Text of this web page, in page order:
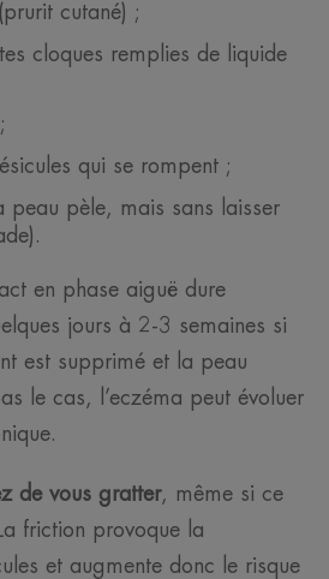
(prurit cutané) ;
cloques remplies de liquide
qui se rompent ;
peau pèle, mais sans laisser
en phase aiguë dure
jours à 2-3 semaines si
est supprimé et la peau
le cas, l’eczéma peut évoluer
de vous gratter, même si ce
friction provoque la
et augmente donc le risque